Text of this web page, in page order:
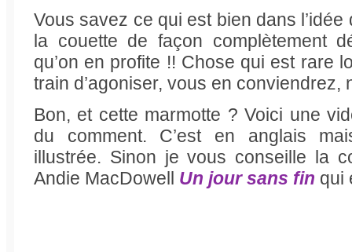
Vous savez ce qui est bien dans
la couette de façon complètement
qu’on en profite !! Chose qui est rare
train d’agoniser, vous en conviendrez,
Bon, et cette marmotte ? Voici une
du comment. C’est en anglais
illustrée. Sinon je vous conseille la
Andie MacDowell Un jour sans fin qui